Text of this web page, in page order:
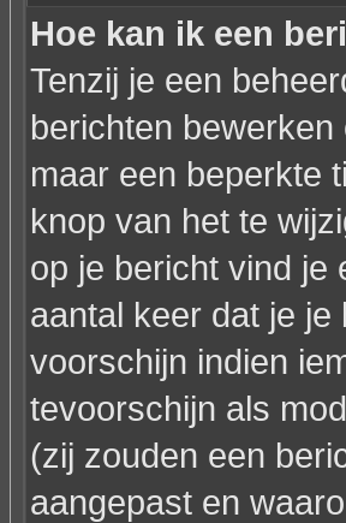
Hoe kan ik een
Tenzij je een
berichten
maar een beperkte
knop van het te
op je bericht vind je
aantal keer dat je
voorschijn indien
tevoorschijn als
(zij zouden een
aangepast en